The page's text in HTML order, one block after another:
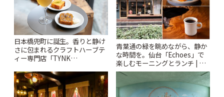
日本橋兜町に誕生。香りと静け
さに包まれるクラフトハーブテ
ィー専門店「TYNK
青葉通の緑を眺めながら、静か
な時間を。仙台「Echoes」で
楽しむモーニングとランチ | こ
とりっぷ